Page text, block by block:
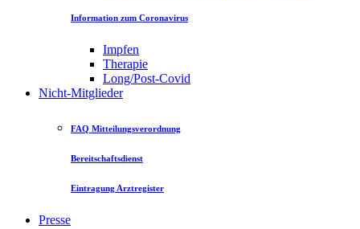
Information zum Coronavirus
Impfen
Therapie
Long/Post-Covid
Nicht-Mitglieder
FAQ Mitteilungsverordnung
Bereitschaftsdienst
Eintragung Arztregister
Presse